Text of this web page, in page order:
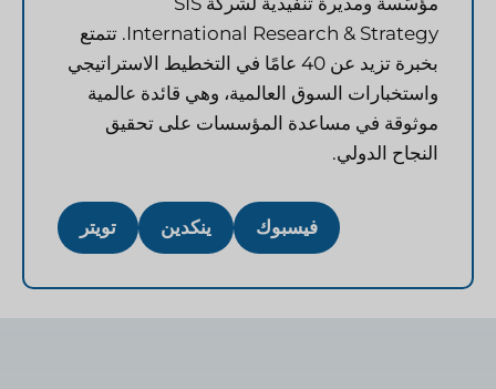
International Research & Strategy. تتمتع
بخبرة تزيد عن 40 عامًا في التخطيط الاستراتيجي
واستخبارات السوق العالمية، وهي قائدة عالمية
موثوقة في مساعدة المؤسسات على تحقيق
النجاح الدولي.
فيسبوك ينكدين تويتر